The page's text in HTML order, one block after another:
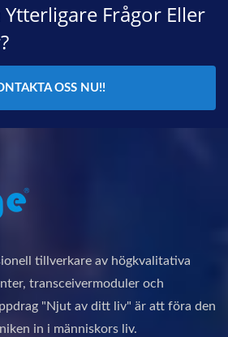
Frågor Eller
OSS NU!!
tillverkare av högkvalitativa
transceivermoduler och
"Njut av ditt liv" är att föra den
in i människors liv.